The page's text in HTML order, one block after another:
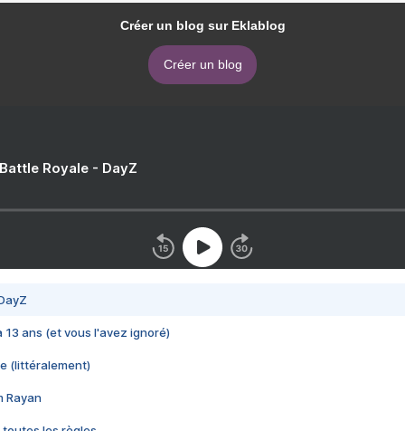
Créer un blog sur Eklablog
Créer un blog
Royale - DayZ
13 ans (et vous l'avez ignoré)
(littéralement)
Rayan